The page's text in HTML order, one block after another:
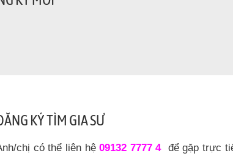
KÝ TÌM GIA SƯ
chị có thể liên hệ09132 7777 4
để gặp trực